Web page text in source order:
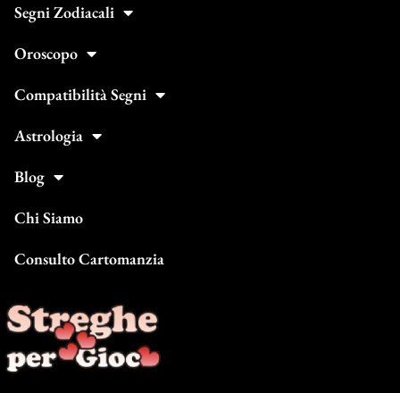
Segni Zodiacali
Oroscopo
Compatibilità Segni
Astrologia
Blog
Chi Siamo
Consulto Cartomanzia